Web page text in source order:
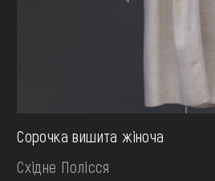
Сорочка вишита жіноча
Східне Полісся